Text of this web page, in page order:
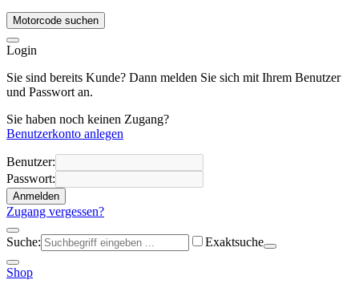
Motorcode suchen
Login
Sie sind bereits Kunde? Dann melden Sie sich mit Ihrem Benutzer
und Passwort an.
Sie haben noch keinen Zugang?
Benutzerkonto anlegen
Benutzer:
Passwort:
Anmelden
Zugang vergessen?
Suche: Exaktsuche
Shop